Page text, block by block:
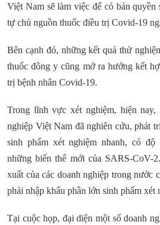
Việt Nam sẽ làm việc để có bản
tự chủ nguồn thuốc điều trị Covid-19
Bên cạnh đó, những kết quả thử
thuốc đông y cũng mở ra hướng kết
trị bệnh nhân Covid-19.
Trong lĩnh vực xét nghiệm, hiện nay,
nghiệp Việt Nam đã nghiên cứu, phát
sinh phẩm xét nghiệm nhanh, có độ
những biến thể mới của SARS-CoV-
xuất của các doanh nghiệp trong nước
phải nhập khẩu phần lớn sinh phẩm xét
Tại cuộc họp, đại diện một số doanh